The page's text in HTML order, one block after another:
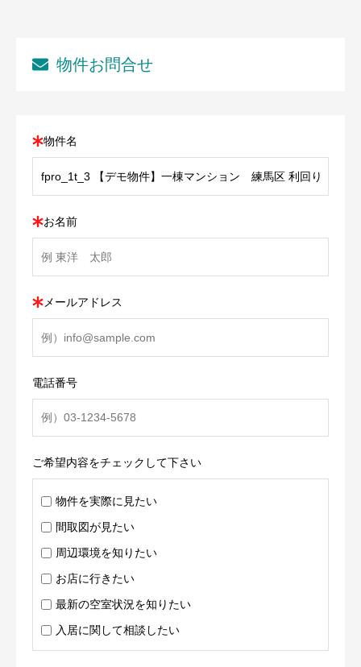
物件お問合せ
物件名
お名前
メールアドレス
電話番号
ご希望内容をチェックして下さい
物件を実際に見たい
間取図が見たい
周辺環境を知りたい
お店に行きたい
最新の空室状況を知りたい
入居に関して相談したい